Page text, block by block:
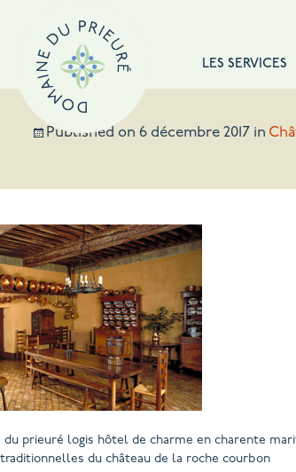
LES SERVICES
Published on 6 décembre 2017 in
prieuré logis hôtel de charme en charente
du château de la roche courbon